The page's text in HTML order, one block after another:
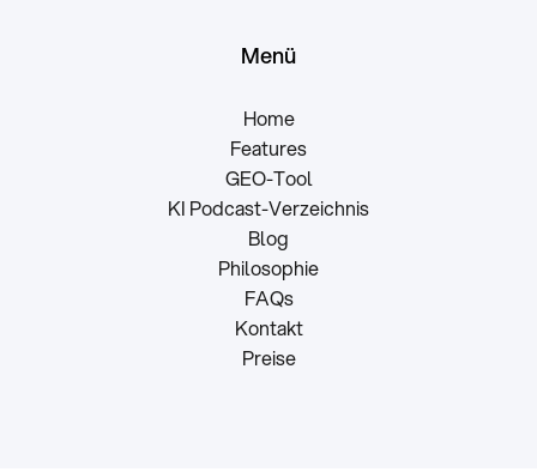
Menü
Home
Features
GEO-Tool
KI Podcast-Verzeichnis
Blog
Philosophie
FAQs
Kontakt
Preise